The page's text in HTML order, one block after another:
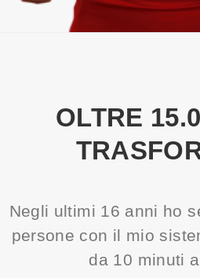
OLTRE
Negli ultimi 16 anni ho
persone con il mio
da 10 minuti